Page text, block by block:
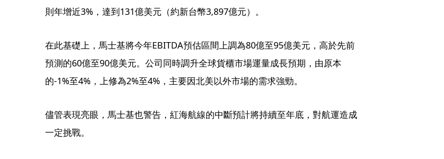
則年增近3%，達到131億美元（約新台幣3,897億元）。
在此基礎上，馬士基將今年EBITDA預估區間上調為80億至95億美元，高於先前
預測的60億至90億美元。公司同時調升全球貨櫃市場運量成長預期，由原本
的-1%至4%，上修為2%至4%，主要因北美以外市場的需求強勁。
儘管表現亮眼，馬士基也警告，紅海航線的中斷預計將持續至年底，對航運造成
一定挑戰。